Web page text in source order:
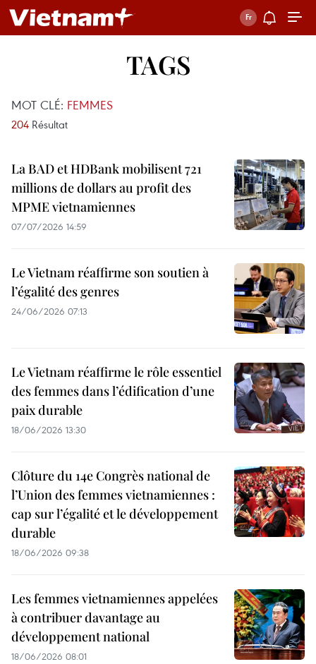
TAGS
MOT CLÉ: FEMMES
204 Résultat
La BAD et HDBank mobilisent 721
millions de dollars au profit des
MPME vietnamiennes
07/07/2026 14:59
Le Vietnam réaffirme son soutien à
l’égalité des genres
24/06/2026 07:13
Le Vietnam réaffirme le rôle essentiel
des femmes dans l’édification d’une
paix durable
18/06/2026 13:30
Clôture du 14e Congrès national de
l’Union des femmes vietnamiennes :
cap sur l’égalité et le développement
durable
18/06/2026 09:38
Les femmes vietnamiennes appelées
à contribuer davantage au
développement national
18/06/2026 08:01